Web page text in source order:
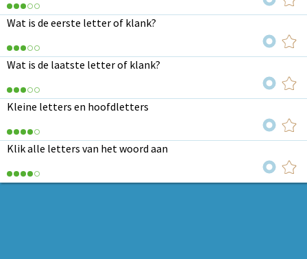
Wat is de eerste letter of klank?
Wat is de laatste letter of klank?
Kleine letters en hoofdletters
Klik alle letters van het woord aan